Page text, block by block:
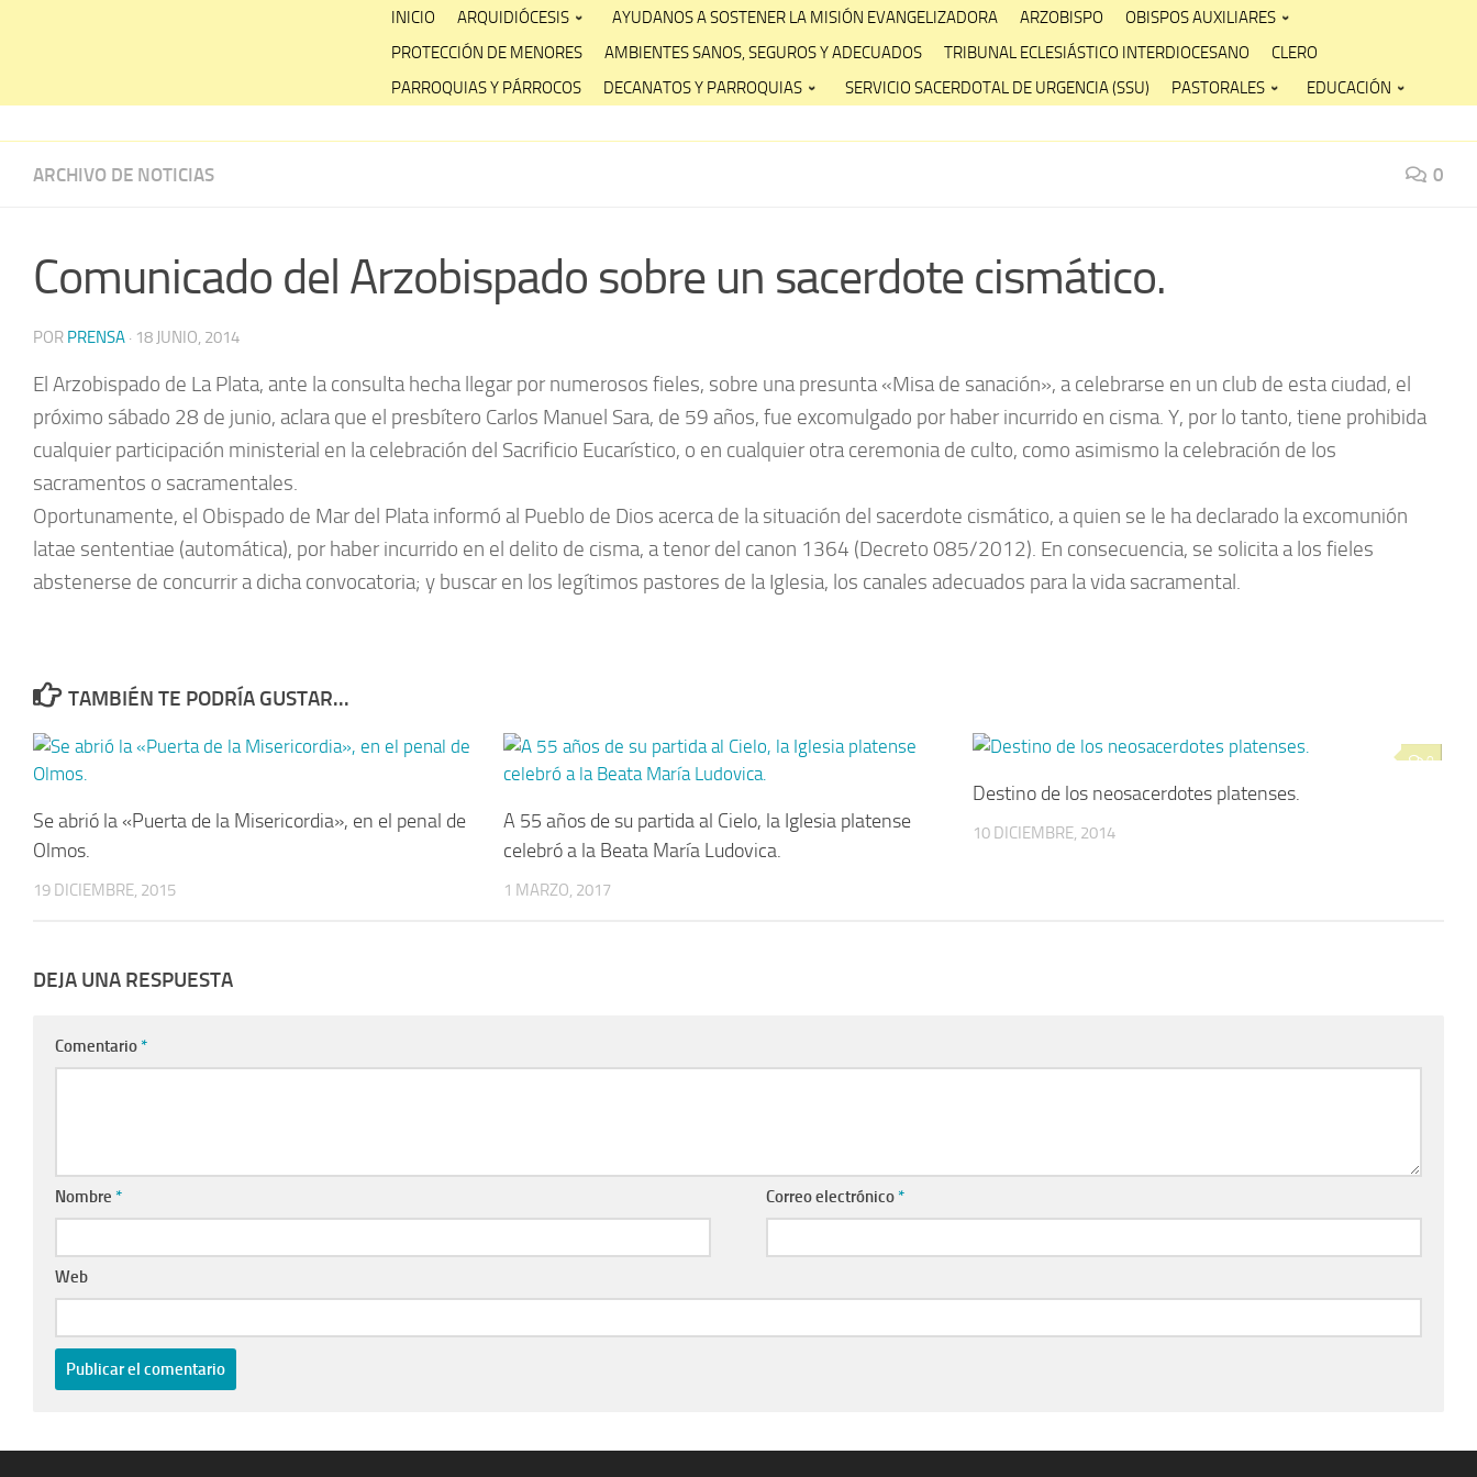
INICIO ARQUIDIÓCESIS AYUDANOS A SOSTENER LA MISIÓN EVANGELIZADORA ARZOBISPO
OBISPOS AUXILIARES
PROTECCIÓN DE MENORES
AMBIENTES SANOS, SEGUROS Y ADECUADOS TRIBUNAL ECLESIÁSTICO INTERDIOCESANO
CLERO
PARROQUIAS Y PÁRROCOS
DECANATOS Y PARROQUIAS SERVICIO SACERDOTAL DE URGENCIA (SSU) PASTORALES EDUCACIÓN
ARCHIVO DE NOTICIAS 0
Comunicado del Arzobispado sobre un sacerdote cismático.
POR PRENSA · 18 JUNIO, 2014
El Arzobispado de La Plata, ante la consulta hecha llegar por numerosos fieles, sobre una presunta «Misa de sanación», a celebrarse en un club de esta ciudad, el
próximo sábado 28 de junio, aclara que el presbítero Carlos Manuel Sara, de 59 años, fue excomulgado por haber incurrido en cisma. Y, por lo tanto, tiene prohibida
cualquier participación ministerial en la celebración del Sacrificio Eucarístico, o en cualquier otra ceremonia de culto, como asimismo la celebración de los
sacramentos o sacramentales.
Oportunamente, el Obispado de Mar del Plata informó al Pueblo de Dios acerca de la situación del sacerdote cismático, a quien se le ha declarado la excomunión
latae sententiae (automática), por haber incurrido en el delito de cisma, a tenor del canon 1364 (Decreto 085/2012). En consecuencia, se solicita a los fieles
abstenerse de concurrir a dicha convocatoria; y buscar en los legítimos pastores de la Iglesia, los canales adecuados para la vida sacramental.
TAMBIÉN TE PODRÍA GUSTAR...
Se abrió la «Puerta de la Misericordia», en el penal de
Olmos.
19 DICIEMBRE, 2015
A 55 años de su partida al Cielo, la Iglesia platense
celebró a la Beata María Ludovica.
1 MARZO, 2017
0
Destino de los neosacerdotes platenses.
10 DICIEMBRE, 2014
DEJA UNA RESPUESTA
Comentario *
Nombre * Correo electrónico *
Web